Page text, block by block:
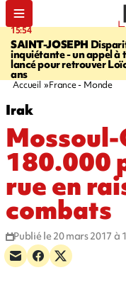
15:54
SAINT-JOSEPH
inquiétante - un appel à
lancé pour retrouver
ans
Accueil France - Monde
Irak
180.000
rue en
combats
Publié le 20 mars 2017 à